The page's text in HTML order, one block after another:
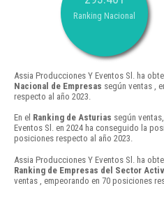
Ranking Nacional
Assia Producciones Y Eventos Sl. ha
Nacional de Empresas según ventas ,
respecto al año 2023.
En el Ranking de Asturias según
Eventos Sl. en 2024 ha conseguido la
posiciones respecto al año 2023.
Assia Producciones Y Eventos Sl. ha
Ranking de Empresas del Sector
ventas , empeorando en 70 posiciones